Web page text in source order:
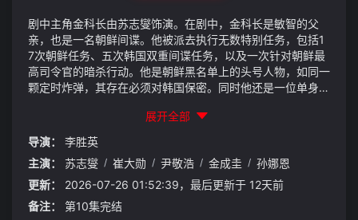
剧中主角金科长由苏志燮饰演。在剧中，金科长是敏智的父
亲，也是一名朝鲜间谍。他被派去执行无数特别任务，包括1
7次朝鲜任务、五次韩国双重间谍任务，以及一次针对朝鲜最
高司令官的暗杀行动。他是朝鲜黑名单上的头号人物，如同一
颗定时炸弹，其存在必须对韩国保密。同时他还是一位单身父
展开全部
导演：
李胜英
主演：
苏志燮 / 崔大勋 / 尹敬浩 / 金成圭 / 孙娜恩
更新：
2026-07-26 01:52:39，最后更新于 12天前
备注：
第10集完结